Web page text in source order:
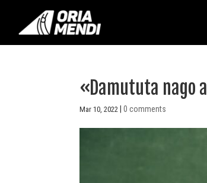
«Damututa nago
Mar 10, 2022 |0 comments